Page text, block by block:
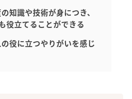
知識や技術が身につき、
役立てることができる
役に立つやりがいを感じ